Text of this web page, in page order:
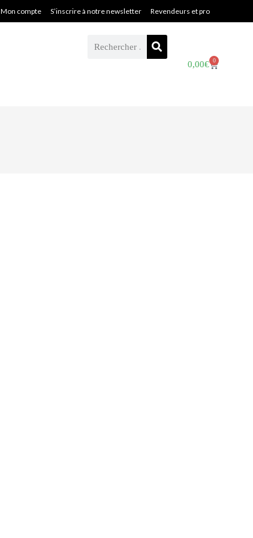
Mon compte S’inscrire à notre newsletter Revendeurs et pro
0,00€ 0